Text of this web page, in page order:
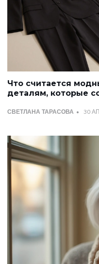
Что считается
деталям, которые
СВЕТЛАНА ТАРАСОВА 30